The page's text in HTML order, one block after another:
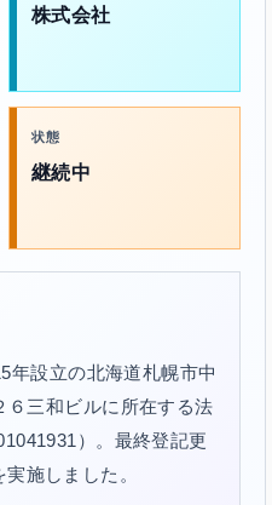
株式会社
状態
継続中
年設立の北海道札幌市中
６三和ビルに所在する法
）。最終登記更
施しました。